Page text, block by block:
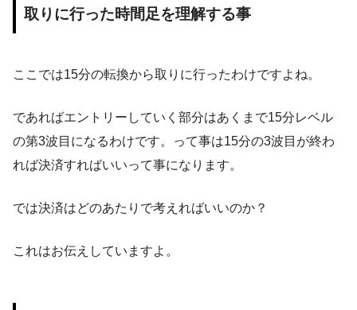
取りに行った時間足を理解する事
ここでは15分の転換から取りに行ったわけですよね。
であればエントリーしていく部分はあくまで15分レベル
の第3波目になるわけです。って事は15分の3波目が終わ
れば決済すればいいって事になります。
では決済はどのあたりで考えればいいのか？
これはお伝えしていますよ。